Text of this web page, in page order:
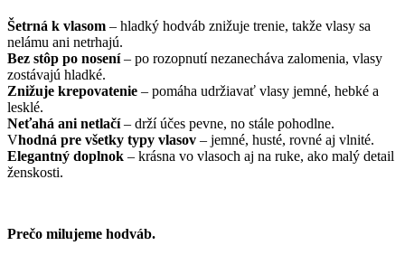
Šetrná k vlasom – hladký hodváb znižuje trenie, takže vlasy sa
nelámu ani netrhajú.
Bez stôp po nosení– po rozopnutí nezanecháva zalomenia, vlasy
zostávajú hladké.
Znižuje krepovatenie – pomáha udržiavať vlasy jemné, hebké a
lesklé.
Neťahá ani netlačí– drží účes pevne, no stále pohodlne.
Vhodná pre všetky typy vlasov – jemné, husté, rovné aj vlnité.
Elegantný doplnok – krásna vo vlasoch aj na ruke, ako malý detail
ženskosti.
Prečo milujeme hodváb.